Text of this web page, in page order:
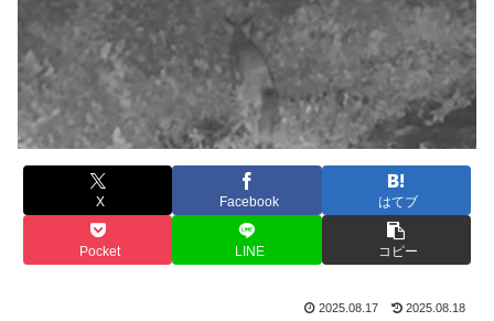
X Facebook はてブ
Pocket LINE コピー
2025.08.17 2025.08.18